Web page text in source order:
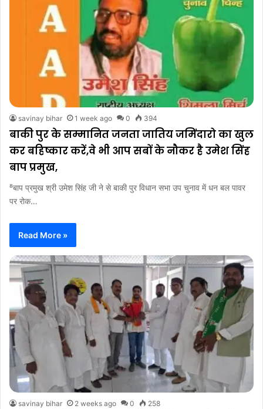
savinay bihar 1 week ago 0 394
बाकी पुर के सम्मानित जनता जातिय जमिंदारो का खुल
कर बहिष्कार करें,वे भी आप सबों के नौकर है उमेश सिंह
बाप प्रमुख,
⁸बाप प्रमुख श्री उमेश सिंह जी ने से बाकी पुर विधान सभा उप चुनाव में धन बल पावर
पर रोक…
Read More »
savinay bihar 2 weeks ago 0 258